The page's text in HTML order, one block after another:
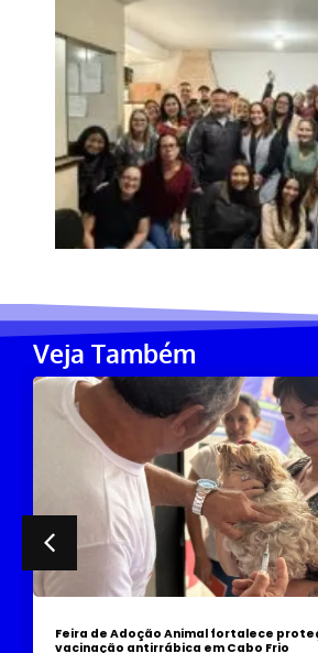
Veja Também
Primeira turma da Patrulha Maria
conclui formação em data